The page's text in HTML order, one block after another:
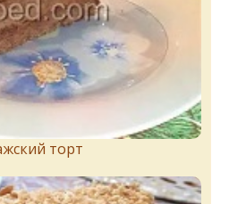
торт